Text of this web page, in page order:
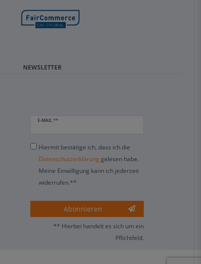
NEWSLETTER
E-MAIL **
Hiermit bestätige ich, dass ich die
Daten­schutz­erklärung gelesen habe.
Meine Einwilligung kann ich jederzeit
widerrufen.**
Abonnieren
** Hierbei handelt es sich um ein
Pflichtfeld.